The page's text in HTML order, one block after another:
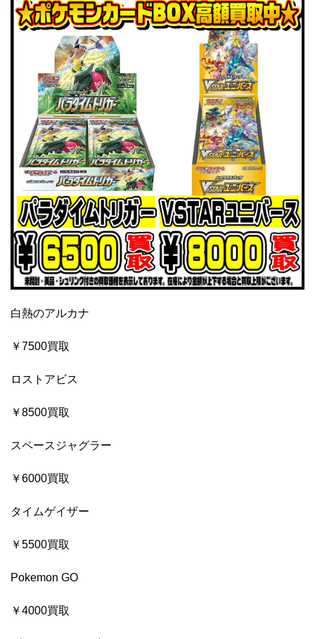
白熱のアルカナ
￥7500買取
ロストアビス
￥8500買取
スペースジャグラー
￥6000買取
タイムゲイザー
￥5500買取
Pokemon GO
￥4000買取